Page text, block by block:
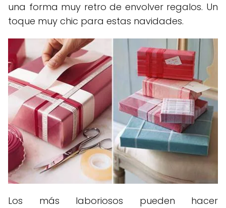
una forma muy retro de envolver regalos. Un
toque muy chic para estas navidades.
Los más laboriosos pueden hacer